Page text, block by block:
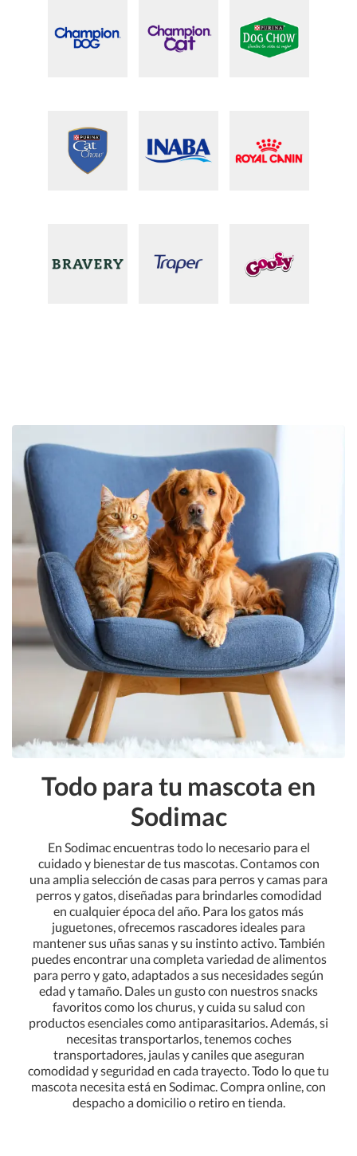
Todo para tu mascota en
Sodimac
En Sodimac encuentras todo lo necesario para el
cuidado y bienestar de tus mascotas. Contamos con
una amplia selección de casas para perros y camas para
perros y gatos, diseñadas para brindarles comodidad
en cualquier época del año. Para los gatos más
juguetones, ofrecemos rascadores ideales para
mantener sus uñas sanas y su instinto activo. También
puedes encontrar una completa variedad de alimentos
para perro y gato, adaptados a sus necesidades según
edad y tamaño. Dales un gusto con nuestros snacks
favoritos como los churus, y cuida su salud con
productos esenciales como antiparasitarios. Además, si
necesitas transportarlos, tenemos coches
transportadores, jaulas y caniles que aseguran
comodidad y seguridad en cada trayecto. Todo lo que tu
mascota necesita está en Sodimac. Compra online, con
despacho a domicilio o retiro en tienda.